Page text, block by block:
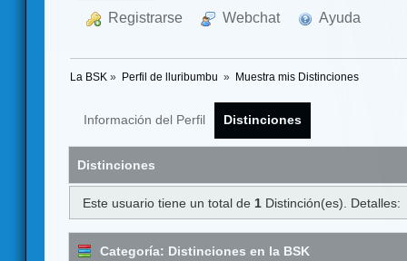
Registrarse Webchat Ayuda
La BSK » Perfil de lluribumbu » Muestra mis Distinciones
Información del Perfil Distinciones
Distinciones
Este usuario tiene un total de 1 Distinción(es). Detalles:
Categoría: Distinciones en la BSK